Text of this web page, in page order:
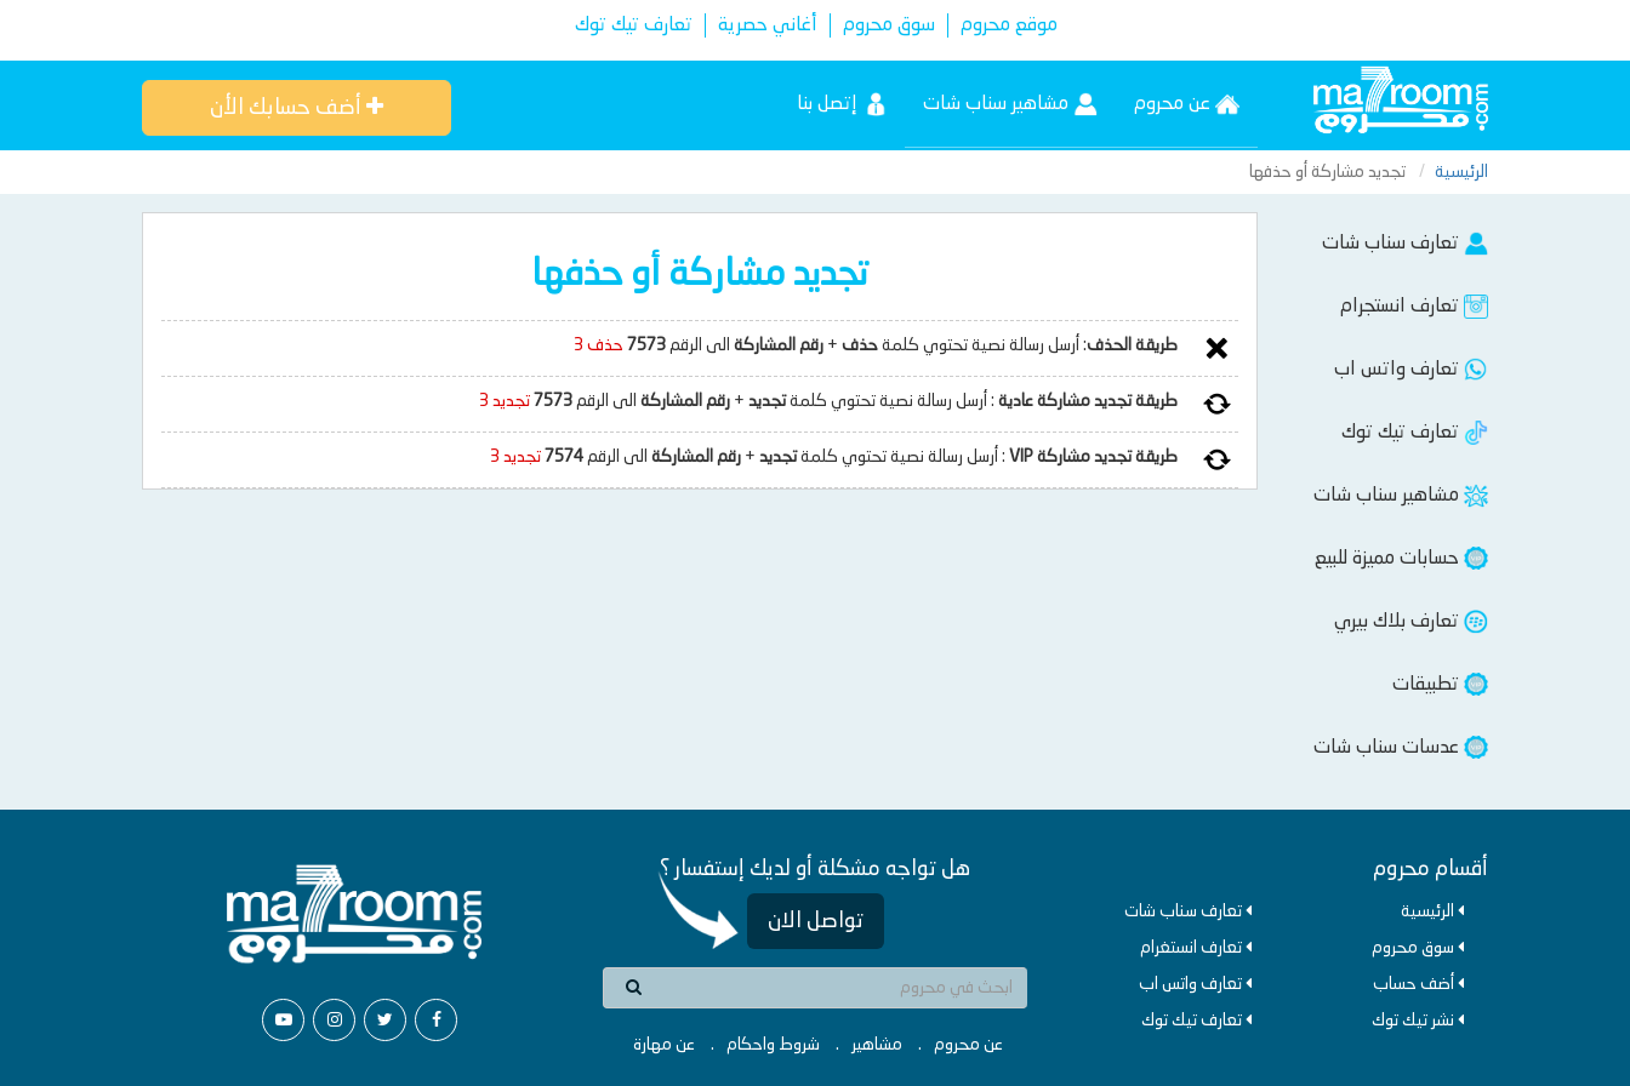
موقع محروم سوق محروم أغاني حصرية تعارف تيك توك
عن محروم مشاهير سناب شات إتصل بنا أضف حسابك الأن
الرئيسية تجديد مشاركة أو حذفها
تعارف سناب شات
تعارف انستجرام
تعارف واتس اب
تعارف تيك توك
مشاهير سناب شات
حسابات مميزة للبيع
تعارف بلاك بيري
تطبيقات
عدسات سناب شات
تجديد مشاركة أو حذفها
طريقة الحذف: أرسل رسالة نصية تحتوي كلمة حذف + رقم المشاركة الى الرقم 7573 حذف 3
طريقة تجديد مشاركة عادية : أرسل رسالة نصية تحتوي كلمةتجديد + رقم المشاركة الى الرقم 7573 تجديد 3
طريقة تجديد مشاركة VIP : أرسل رسالة نصية تحتوي كلمةتجديد + رقم المشاركة الى الرقم 7574 تجديد 3
أقسام محروم
الرئيسية
سوق محروم
أضف حساب
نشر تيك توك
تعارف سناب شات
تعارف انستغرام
تعارف واتس اب
تعارف تيك توك
هل تواجه مشكلة أو لديك إستفسار ؟
تواصل الان
عن محروم مشاهير شروط واحكام عن مهارة